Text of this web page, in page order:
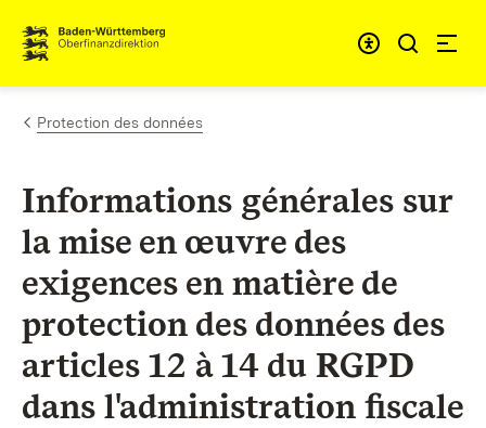
Passer au contenu
Protection des données
Informations générales sur
la mise en œuvre des
exigences en matière de
protection des données des
articles 12 à 14 du RGPD
dans l'administration fiscale